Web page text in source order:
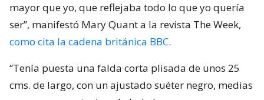
mayor que yo, que reflejaba todo lo que yo quería
ser”, manifestó Mary Quant a la revista The Week,
como cita la cadena británica BBC.
“Tenía puesta una falda corta plisada de unos 25
cms. de largo, con un ajustado suéter negro, medias